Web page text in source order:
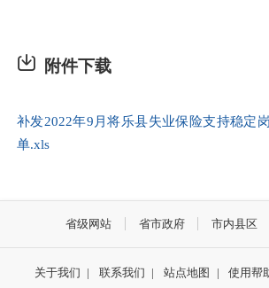
附件下载
补发2022年9月将乐县失业保险支持稳定
单.xls
省级网站 省市政府 市内县区
关于我们 | 联系我们 | 站点地图 | 使用帮